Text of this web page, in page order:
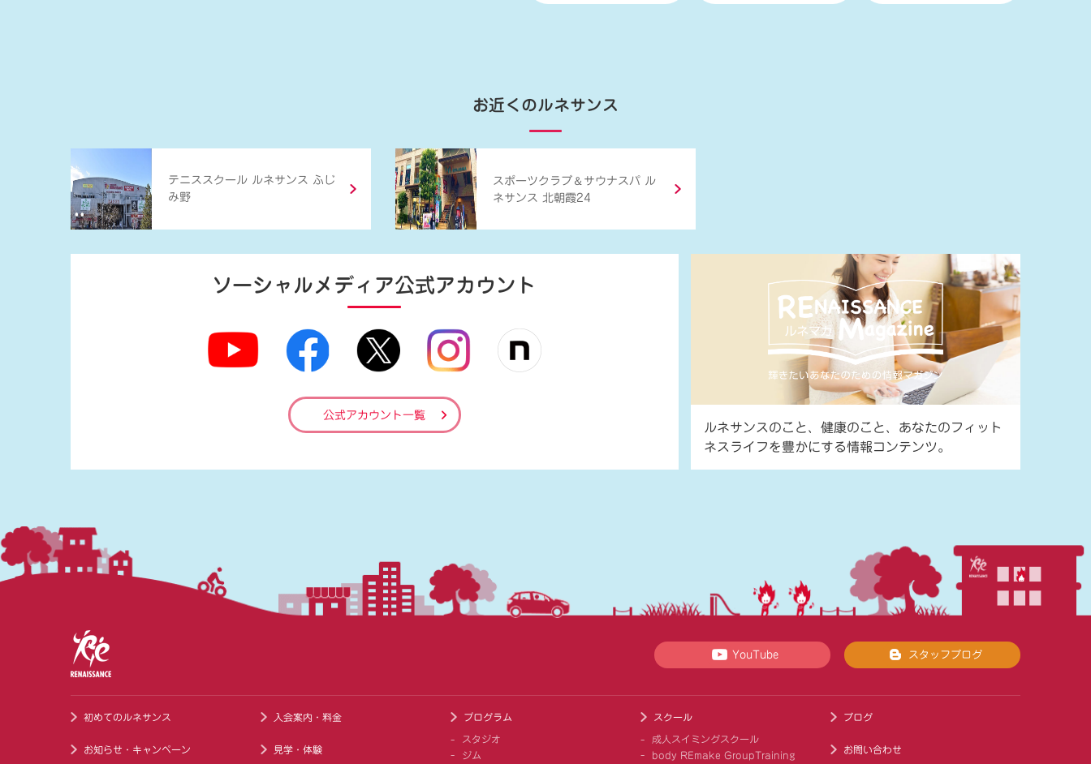
お近くのルネサンス
テニススクール ルネサンス ふじ
み野
スポーツクラブ ＆ サウナスパ ル
ネサンス 北朝霞24
ソーシャルメディア公式アカウント
公式アカウント一覧
ルネサンスのこと、健康のこと、あなたのフィット
ネスライフを豊かにする情報コンテンツ。
YouTube スタッフブログ
初めてのルネサンス
お知らせ・キャンペーン
入会案内・料金
見学・体験
プログラム
スタジオ
ジム
スクール
成人スイミングスクール
body REmake GroupTraining
ブログ
お問い合わせ